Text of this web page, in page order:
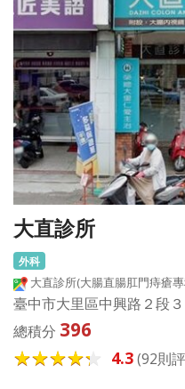
大直診所
外科
大直診所(大腸直腸肛門痔瘡
臺中市大里區中興路２段
總積分 396
4.3(92則